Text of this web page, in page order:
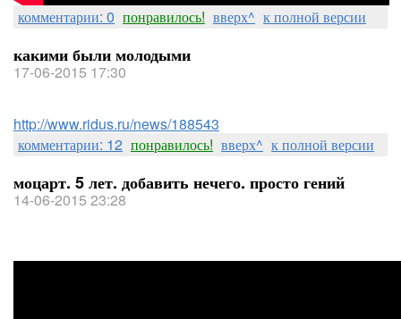
комментарии: 0 понравилось! вверх^ к полной версии
какими были молодыми
17-06-2015 17:30
http://www.ridus.ru/news/188543
комментарии: 12 понравилось! вверх^ к полной версии
моцарт. 5 лет. добавить нечего. просто гений
14-06-2015 23:28